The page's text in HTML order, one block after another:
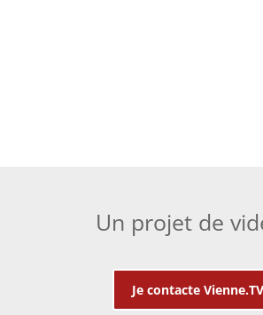
Un projet de
Je contacte Vienne.TV